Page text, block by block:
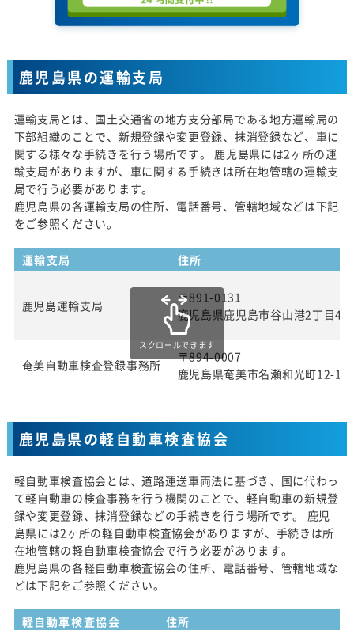
鹿児島県の運輸支局
運輸支局とは、国土交通省の地方支分部局である地方運輸局の
下部組織のことで、新規登録や変更登録、抹消登録など、車に
関する様々な手続きを行う場所です。 鹿児島県には2ヶ所の運
輸支局がありますが、車に関する手続きは所在地管轄の運輸支
局で行う必要があります。
鹿児島県の各運輸支局の住所、電話番号、管轄地域などは下記
をご参照ください。
運輸支局 住所
鹿児島運輸支局
〒891-0131
鹿児島県鹿児島市谷山港2丁目4
奄美自動車検査登録事務所
〒894-0007
鹿児島県奄美市名瀬和光町12-1
スクロールできます
鹿児島県の軽自動車検査協会
軽自動車検査協会とは、道路運送車両法に基づき、国に代わっ
て軽自動車の検査事務を行う機関のことで、軽自動車の新規登
録や変更登録、抹消登録などの手続きを行う場所です。 鹿児
島県には2ヶ所の軽自動車検査協会がありますが、手続きは所
在地管轄の軽自動車検査協会で行う必要があります。
鹿児島県の各軽自動車検査協会の住所、電話番号、管轄地域な
どは下記をご参照ください。
軽自動車検査協会 住所